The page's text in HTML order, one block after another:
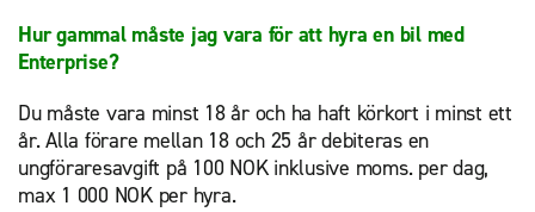
Hur gammal måste jag vara för att hyra en bil med
Enterprise?
Du måste vara minst 18 år och ha haft körkort i minst ett
år. Alla förare mellan 18 och 25 år debiteras en
ungföraresavgift på 100 NOK inklusive moms. per dag,
max 1 000 NOK per hyra.